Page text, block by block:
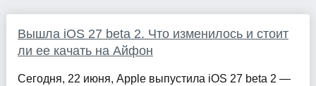
Вышла iOS 27 beta 2. Что изменилось и стоит
ли ее качать на Айфон
Сегодня, 22 июня, Apple выпустила iOS 27 beta 2 —